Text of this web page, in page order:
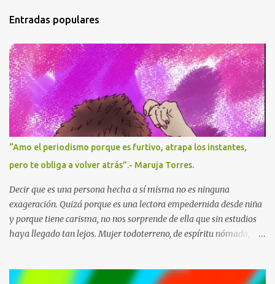
t
r
i
o
s
Entradas populares
“Amo el periodismo porque es furtivo, atrapa los instantes,
pero te obliga a volver atrás”.- Maruja Torres.
Decir que es una persona hecha a sí misma no es ninguna
exageración. Quizá porque es una lectora empedernida desde niña
y porque tiene carisma, no nos sorprende de ella que sin estudios
haya llegado tan lejos. Mujer todoterreno, de espíritu nómada,
En sus reportajes y columnas de opinión ha escrito sobre todos los